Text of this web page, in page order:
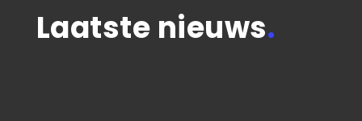
Laatste nieuws.